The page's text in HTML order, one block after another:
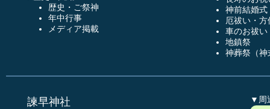
歴史・ご祭神
年中行事
メディア掲載
神前結婚式
厄祓い・方
車のお祓い
地鎮祭
神葬祭（神
諫早神社 ▼周